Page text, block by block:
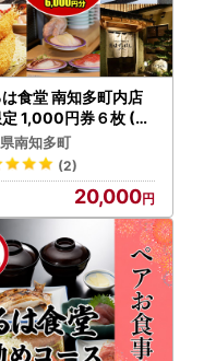
は食堂 南知多町内店
1,000円券６枚 (6,
分)
南知多町
(2)
20,000